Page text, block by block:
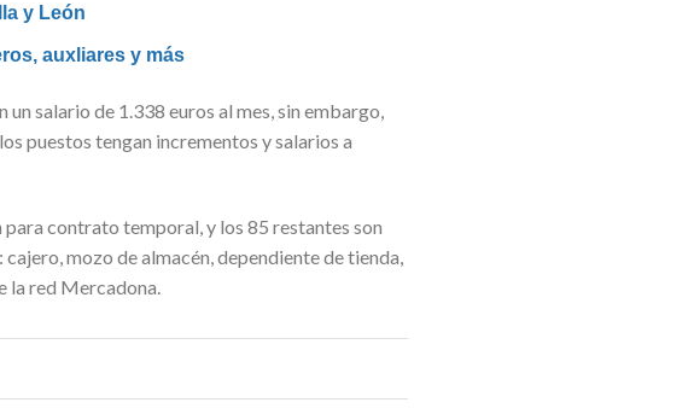
y León
auxliares y más
salario de 1.338 euros al mes, sin embargo,
puestos tengan incrementos y salarios a
contrato temporal, y los 85 restantes son
mozo de almacén, dependiente de tienda,
la red Mercadona.